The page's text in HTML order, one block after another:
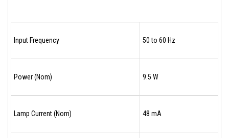
Input Frequency 50 to 60 Hz
Power (Nom) 9.5 W
Lamp Current (Nom) 48 mA